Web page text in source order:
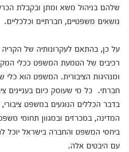
שלהם בניהול משא ומתן ובקבלת
נושאים משפטיים, חברתיים וכלכליים.
על כן, בהתאם לעקרונותיה של
רכיבים של הטמעת המשפט ככלי
ומנהיגות הציבורית. המשפט הוא כלי
חברתי. כל מי שעוסק כיום בעניינים
בדבר הכללים הנוגעים במשפט
המדינה, במכרזים ובמגוון תחומי
ביחסי המשפט והחברה בישראל יוכל
עם היבטים אלה.